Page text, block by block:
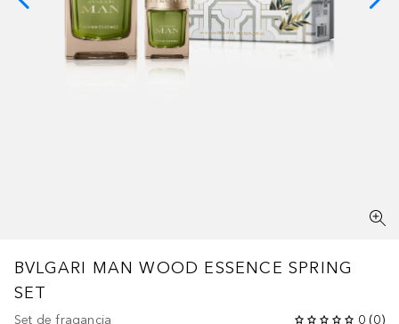
BVLGARI MAN WOOD ESSENCE SPRING
SET
Set de fragancia 0 (0)